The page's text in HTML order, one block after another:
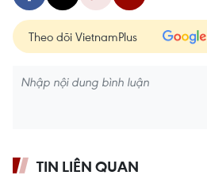
Theo dõi VietnamPlus
TIN LIÊN QUAN
vietnamplus.vn